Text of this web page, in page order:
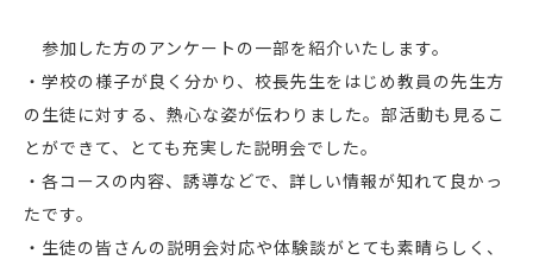
参加した方のアンケートの一部を紹介いたします。
・学校の様子が良く分かり、校長先生をはじめ教員の先生方
の生徒に対する、熱心な姿が伝わりました。部活動も見るこ
とができて、とても充実した説明会でした。
・各コースの内容、誘導などで、詳しい情報が知れて良かっ
たです。
・生徒の皆さんの説明会対応や体験談がとても素晴らしく、